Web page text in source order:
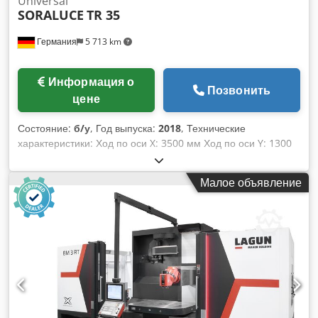
Германия 5 713 km
SORALUCE TR 35
цене
Позвонить
Состояние: б/у, Год выпуска: 2018, Технические
характеристики: Ход по оси X: 3500 мм Ход по оси Y: 1300
мм Ход по оси Z: 1600 мм Размер стола: 3860 x 1200 мм
Частота вращения: 4.000 об/мин Крутящий момент на
шпинделе: 900 Нм Устройство смены инструмента: 40
Крепление инструмента ISO: 50 Быстрый ход: 35 м/мин
Мощность привода фрезерного шпинделя: 43 кВт
Управление: TNC 640 HEIDENHAIN Вес станка ок.: 24 т
Универсальный ЧПУ станок для фрезерования с
консольной конструкцией и автоматической сменой
инструмента, Оснащение: • Универсальная фрезерная
головка H200 2,5 x 2,5 ° • Автоматический сменщик на 40
инструментов • 5-осевая интерполяция • DCM контроль
Малое объявление